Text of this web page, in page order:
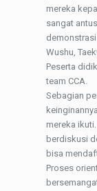
mereka
sangat
demonstrasi
Wushu,
Peserta
team CCA.
Sebagian
mereka
berdiskusi
bisa
Proses